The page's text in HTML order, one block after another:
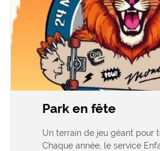
Park en fête
Un terrain de jeu géant pour
Chaque année, le service